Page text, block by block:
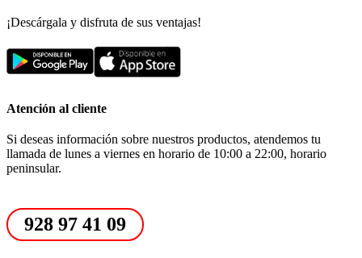
¡Descárgala y disfruta de sus ventajas!
Atención al cliente
Si deseas información sobre nuestros productos, atendemos tu
llamada de lunes a viernes en horario de 10:00 a 22:00, horario
peninsular.
928 97 41 09